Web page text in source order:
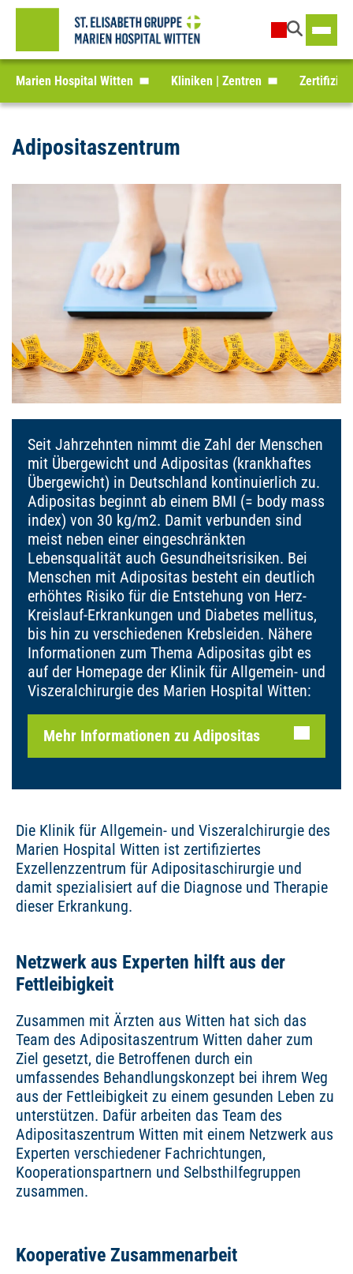
Marien Hospital Witten Kliniken | Zentren
Adipositaszentrum
Seit Jahrzehnten nimmt die Zahl der Menschen
mit Übergewicht und Adipositas (krankhaftes
Übergewicht) in Deutschland kontinuierlich zu.
Adipositas beginnt ab einem BMI (= body mass
index) von 30 kg/m2. Damit verbunden sind
meist neben einer eingeschränkten
Lebensqualität auch Gesundheitsrisiken. Bei
Menschen mit Adipositas besteht ein deutlich
erhöhtes Risiko für die Entstehung von Herz-
Kreislauf-Erkrankungen und Diabetes mellitus,
bis hin zu verschiedenen Krebsleiden. Nähere
Informationen zum Thema Adipositas gibt es
auf der Homepage der Klinik für Allgemein- und
Viszeralchirurgie des Marien Hospital Witten:
Mehr Informationen zu Adipositas
Die Klinik für Allgemein- und Viszeralchirurgie des
Marien Hospital Witten ist zertifiziertes
Exzellenzzentrum für Adipositaschirurgie und
damit spezialisiert auf die Diagnose und Therapie
dieser Erkrankung.
Netzwerk aus Experten hilft aus der
Fettleibigkeit
Zusammen mit Ärzten aus Witten hat sich das
Team des Adipositaszentrum Witten daher zum
Ziel gesetzt, die Betroffenen durch ein
umfassendes Behandlungskonzept bei ihrem Weg
aus der Fettleibigkeit zu einem gesunden Leben zu
unterstützen. Dafür arbeiten das Team des
Adipositaszentrum Witten mit einem Netzwerk aus
Experten verschiedener Fachrichtungen,
Kooperationspartnern und Selbsthilfegruppen
zusammen.
Kooperative Zusammenarbeit